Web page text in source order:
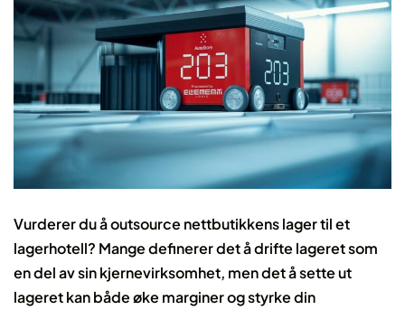
Vurderer du å outsource nettbutikkens lager til et
lagerhotell? Mange definerer det å drifte lageret som
en del av sin kjernevirksomhet, men det å sette ut
lageret kan både øke marginer og styrke din